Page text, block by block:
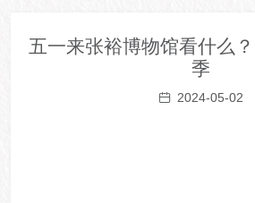
五一来张裕博物馆看什么
季
2024-05-02